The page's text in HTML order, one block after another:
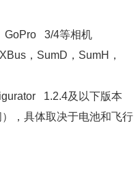
GoPro 3/4等相机
，SumD，SumH，
1.2.4及以下版本
，具体取决于电池和飞行